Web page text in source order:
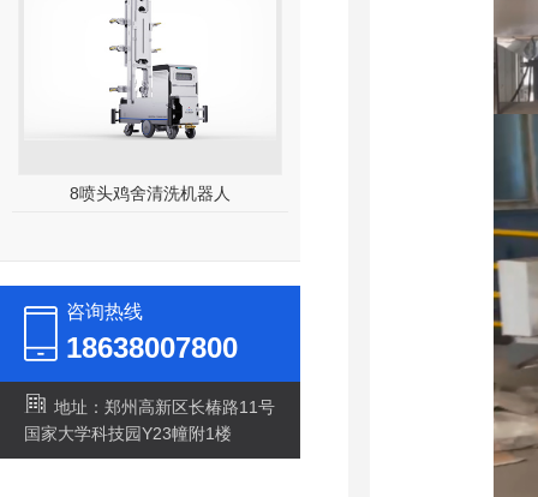
8喷头鸡舍清洗机器人
咨询热线
18638007800
地址：郑州高新区长椿路11号
国家大学科技园Y23幢附1楼